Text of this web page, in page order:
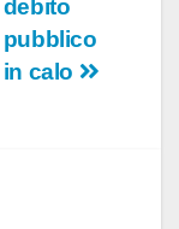
debito
pubblico
in calo